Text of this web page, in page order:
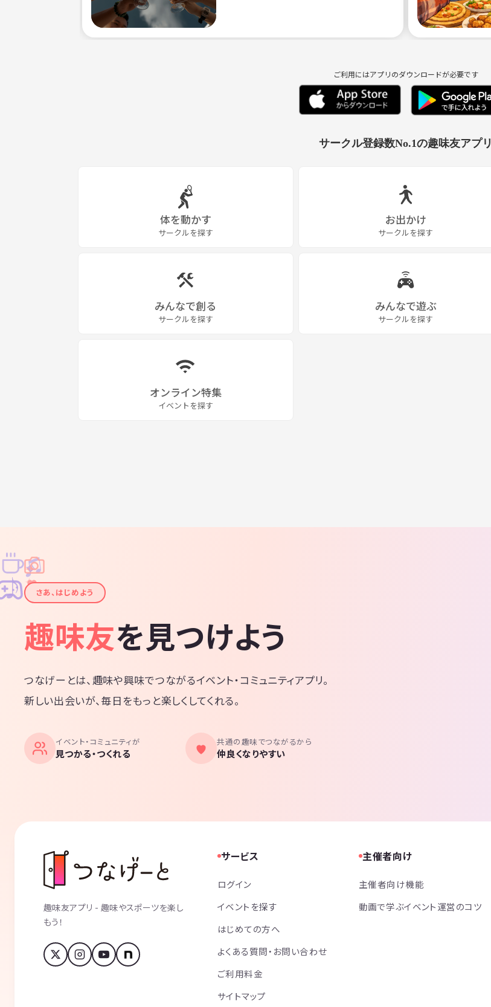
ご利用にはアプリのダウンロードが必要です
サークル登録数No.1の趣味友アプリ
体を動かす
サークルを探す
お出かけ
サークルを探す
みんなで創る
サークルを探す
みんなで遊ぶ
サークルを探す
オンライン特集
イベントを探す
✦
✦
✧
✧
♪
♫
さあ、はじめよう
趣味友を見つけよう
つなげーとは、趣味や興味でつながるイベント・コミュニティアプリ。
新しい出会いが、毎日をもっと楽しくしてくれる。
イベント・コミュニティが
見つかる・つくれる
共通の趣味でつながるから
仲良くなりやすい
趣味友アプリ - 趣味やスポーツを楽し
もう！
サービス
ログイン
イベントを探す
はじめての方へ
よくある質問・お問い合わせ
ご利用料金
サイトマップ
主催者向け
主催者向け機能
動画で学ぶイベント運営のコツ